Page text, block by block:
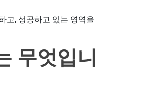
고, 성공하고 있는 영역을
무엇입니